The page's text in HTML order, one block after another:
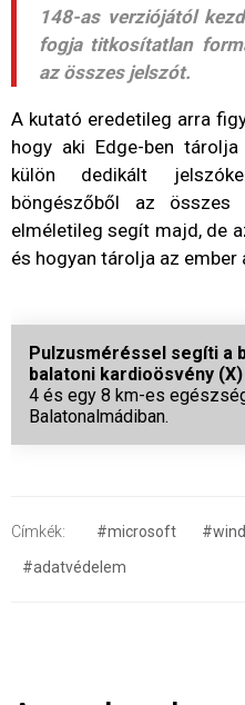
148-as verziójától
fogja titkosítatlan
az összes jelszót.
A kutató eredetileg arra
hogy aki Edge-ben
külön dedikált
böngészőből az
elméletileg segít majd, de
és hogyan tárolja az ember
Pulzusméréssel segíti a
balatoni kardioösvény (X)
4 és egy 8 km-es
Balatonalmádiban.
Címkék: #microsoft
#adatvédelem